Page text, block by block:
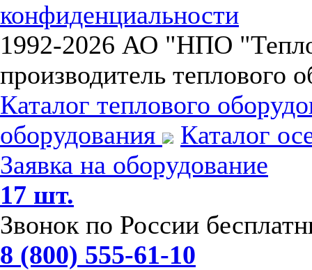
конфиденциальности
1992-2026 АО "НПО
производитель теплового
Каталог теплового
оборудования
Каталог
Заявка на оборудование
17 шт.
Звонок по России
8 (800) 555-61-10